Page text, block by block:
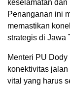
keselamatan
Penanganan ini
memastikan
strategis di Jawa
Menteri PU
konektivitas
vital yang harus